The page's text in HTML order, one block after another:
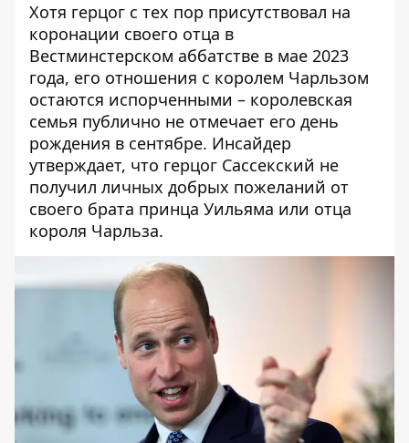
Хотя герцог с тех пор присутствовал на
коронации своего отца в
Вестминстерском аббатстве в мае 2023
года, его отношения с королем Чарльзом
остаются испорченными – королевская
семья публично не отмечает его день
рождения в сентябре. Инсайдер
утверждает, что герцог Сассекский не
получил личных добрых пожеланий от
своего брата принца Уильяма или отца
короля Чарльза.